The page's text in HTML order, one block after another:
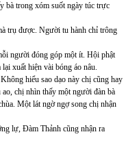
bà trong xóm suốt ngày túc trực
trụ được. Người tu hành chỉ trông
người đóng góp một ít. Hội phật
xuất hiện vài bóng áo nâu.
hiểu sao dạo này chị cũng hay
chị nhìn thấy một người đàn bà
Một lát ngờ ngợ song chị nhận
lự, Đàm Thảnh cũng nhận ra